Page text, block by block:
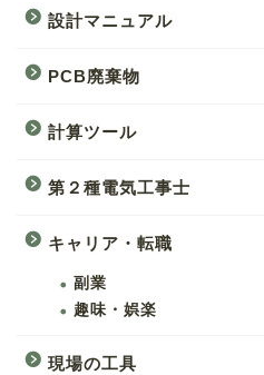
設計マニュアル
PCB廃棄物
計算ツール
第２種電気工事士
キャリア・転職
副業
趣味・娯楽
現場の工具